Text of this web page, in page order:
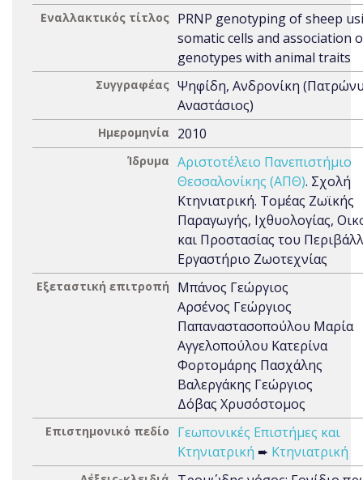
Εναλλακτικός τίτλος PRNP genotyping of sheep
somatic cells and association
genotypes with animal traits
Συγγραφέας Ψηφίδη, Ανδρονίκη
Αναστάσιος)
Ημερομηνία 2010
Ίδρυμα Αριστοτέλειο Πανεπιστήμιο
Θεσσαλονίκης (ΑΠΘ). Σχολή
Κτηνιατρική. Τομέας Ζωϊκής
Παραγωγής, Ιχθυολογίας,
και Προστασίας του
Εργαστήριο Ζωοτεχνίας
Εξεταστική επιτροπή
Μπάνος Γεώργιος
Αρσένος Γεώργιος
Παπαναστασοπούλου Μαρία
Αγγελοπούλου Κατερίνα
Φορτομάρης Πασχάλης
Βαλεργάκης Γεώργιος
Δόβας Χρυσόστομος
Επιστημονικό πεδίο
Γεωπονικές Επιστήμες και
Κτηνιατρική ➨ Κτηνιατρική